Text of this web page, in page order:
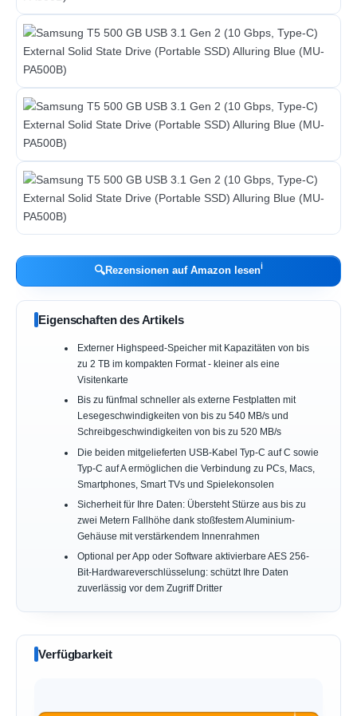
🔍Rezensionen auf Amazon lesenℹ︎
Eigenschaften des Artikels
Externer Highspeed-Speicher mit Kapazitäten von bis
zu 2 TB im kompakten Format - kleiner als eine
Visitenkarte
Bis zu fünfmal schneller als externe Festplatten mit
Lesegeschwindigkeiten von bis zu 540 MB/s und
Schreibgeschwindigkeiten von bis zu 520 MB/s
Die beiden mitgelieferten USB-Kabel Typ-C auf C sowie
Typ-C auf A ermöglichen die Verbindung zu PCs, Macs,
Smartphones, Smart TVs und Spielekonsolen
Sicherheit für Ihre Daten: Übersteht Stürze aus bis zu
zwei Metern Fallhöhe dank stoßfestem Aluminium-
Gehäuse mit verstärkendem Innenrahmen
Optional per App oder Software aktivierbare AES 256-
Bit-Hardwareverschlüsselung: schützt Ihre Daten
zuverlässig vor dem Zugriff Dritter
Verfügbarkeit